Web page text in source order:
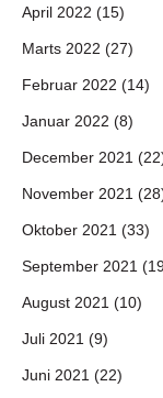
April 2022 (15)
Marts 2022 (27)
Februar 2022 (14)
Januar 2022 (8)
December 2021
November 2021
Oktober 2021 (33)
September 2021
August 2021 (10)
Juli 2021 (9)
Juni 2021 (22)